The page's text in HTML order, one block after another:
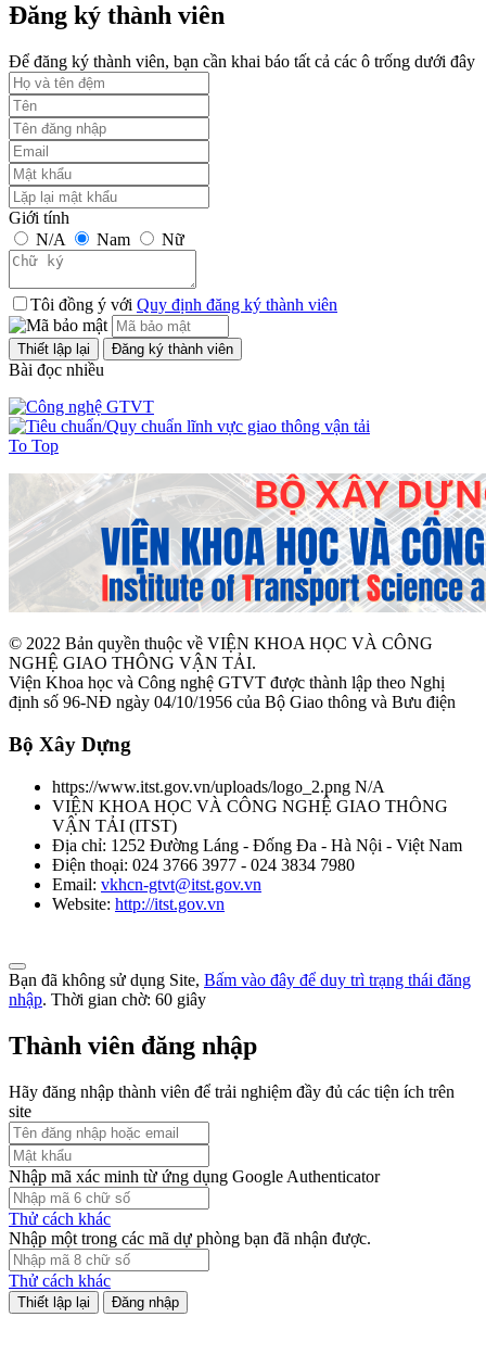
Đăng ký thành viên
Để đăng ký thành viên, bạn cần khai báo tất cả các ô trống dưới đây
Giới tính
N/A
Nam Nữ
Tôi đồng ý với Quy định đăng ký thành viên
Bài đọc nhiều
To Top
© 2022 Bản quyền thuộc về VIỆN KHOA HỌC VÀ CÔNG
NGHỆ GIAO THÔNG VẬN TẢI.
Viện Khoa học và Công nghệ GTVT được thành lập theo Nghị
định số 96-NĐ ngày 04/10/1956 của Bộ Giao thông và Bưu điện
Bộ Xây Dựng
https://www.itst.gov.vn/uploads/logo_2.png N/A
VIỆN KHOA HỌC VÀ CÔNG NGHỆ GIAO THÔNG
VẬN TẢI (ITST)
Địa chỉ: 1252 Đường Láng - Đống Đa - Hà Nội - Việt Nam
Điện thoại: 024 3766 3977 - 024 3834 7980
Email: vkhcn-gtvt@itst.gov.vn
Website: http://itst.gov.vn
Bạn đã không sử dụng Site, Bấm vào đây để duy trì trạng thái đăng
nhập. Thời gian chờ: 60 giây
Thành viên đăng nhập
Hãy đăng nhập thành viên để trải nghiệm đầy đủ các tiện ích trên
site
Nhập mã xác minh từ ứng dụng Google Authenticator
Thử cách khác
Nhập một trong các mã dự phòng bạn đã nhận được.
Thử cách khác
Đăng nhập